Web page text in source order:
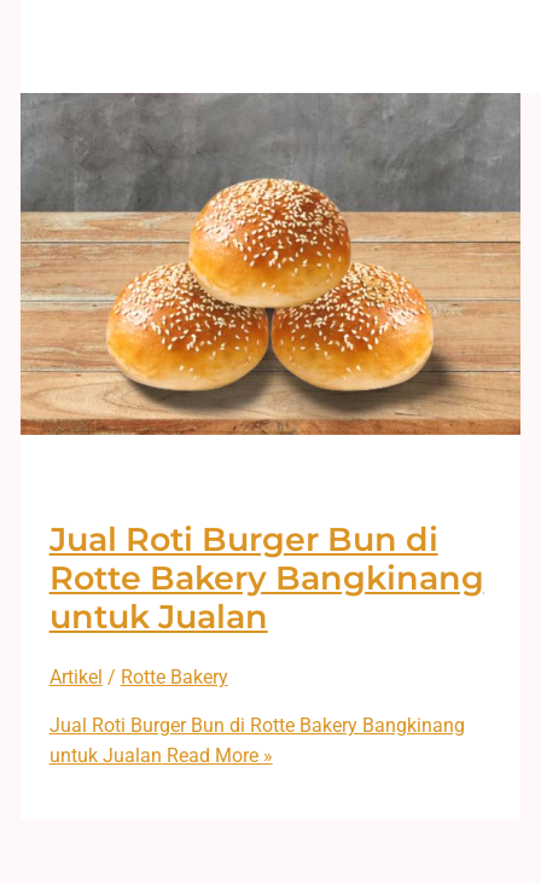
Jual Roti Burger Bun di
Rotte Bakery Bangkinang
untuk Jualan
Artikel / Rotte Bakery
Jual Roti Burger Bun di Rotte Bakery Bangkinang
untuk Jualan Read More »